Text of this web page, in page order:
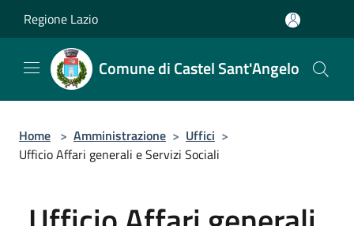
Regione Lazio
Comune di Castel Sant'Angelo
Home > Amministrazione > Uffici >
Ufficio Affari generali e Servizi Sociali